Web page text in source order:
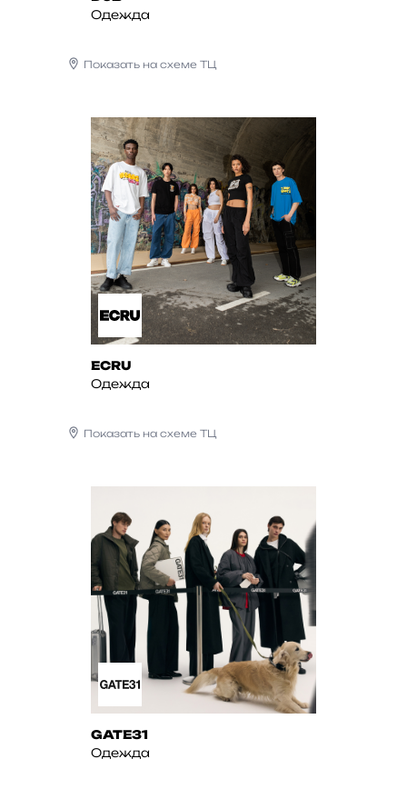
Одежда
Показать на схеме ТЦ
ECRU
Одежда
Показать на схеме ТЦ
GATE31
Одежда